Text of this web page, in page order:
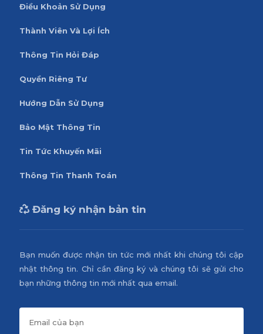
Điều Khoản Sử Dụng
Thành Viên Và Lợi Ích
Thông Tin Hỏi Đáp
Quyền Riêng Tư
Hướng Dẫn Sử Dụng
Bảo Mật Thông Tin
Tin Tức Khuyến Mãi
Thông Tin Thanh Toán
Đăng ký nhận bản tin
Bạn muốn được nhận tin tức mới nhất khi chúng tôi cập
nhật thông tin. Chỉ cần đăng ký và chúng tôi sẽ gửi cho
bạn những thông tin mới nhất qua email.